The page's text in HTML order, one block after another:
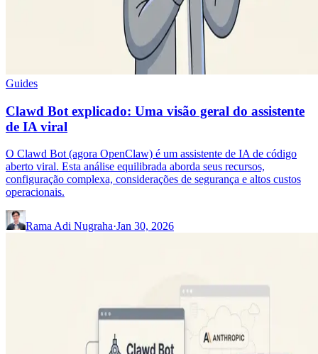
Guides
Clawd Bot explicado: Uma visão geral do assistente
de IA viral
O Clawd Bot (agora OpenClaw) é um assistente de IA de código
aberto viral. Esta análise equilibrada aborda seus recursos,
configuração complexa, considerações de segurança e altos custos
operacionais.
Rama Adi Nugraha·Jan 30, 2026